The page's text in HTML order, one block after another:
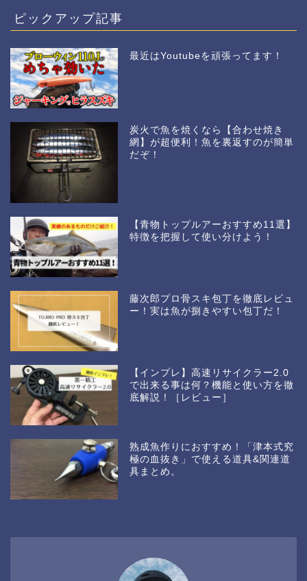
ピックアップ記事
最近はYoutubeを頑張ってます！
炭火で魚を焼くなら【合わせ焼き
網】が超便利！魚を裏返すのが簡単
だぞ！
【青物トップルアーおすすめ11選】
特徴を把握して使い分けよう！
藤次郎プロ骨スキ包丁を徹底レビュ
ー！実は魚が捌きやすい包丁だ！
【インプレ】高速リサイクラー2.0
で出来る事は何？機能と使い方を徹
底解説！［レビュー］
熟成魚作りにおすすめ！「津本式究
極の血抜き」で使える道具&関連道
具まとめ。